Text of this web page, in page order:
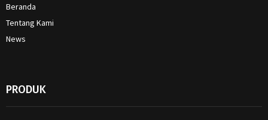
Beranda
Tentang Kami
News
PRODUK